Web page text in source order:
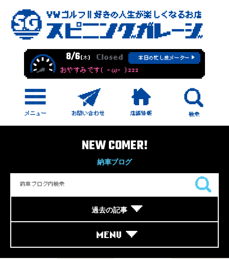
8/6(木) Closed 本日の忙し度メーター
おやすみです( -ω- )zzz
NEW COMER!
納車ブログ
過去の記事
MENU